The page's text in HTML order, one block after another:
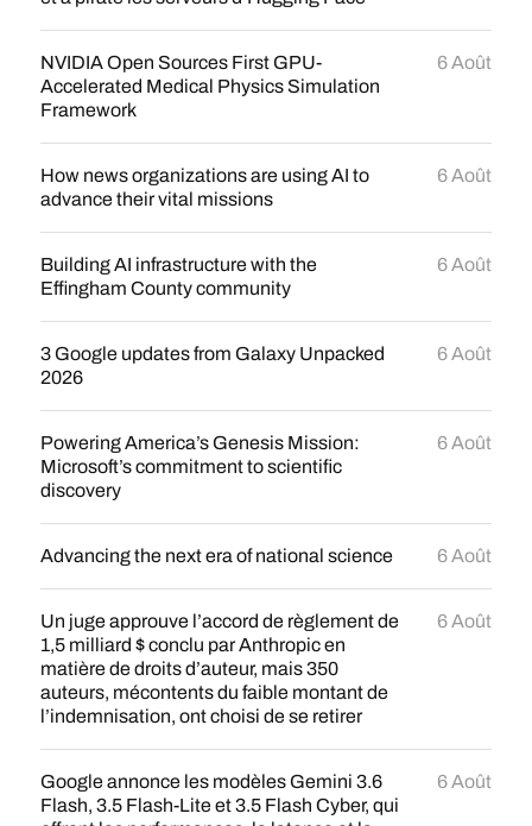
NVIDIA Open Sources First GPU-
Accelerated Medical Physics Simulation
Framework
6 Août
How news organizations are using AI to
advance their vital missions
6 Août
Building AI infrastructure with the
Effingham County community
6 Août
3 Google updates from Galaxy Unpacked
2026
6 Août
Powering America’s Genesis Mission:
Microsoft’s commitment to scientific
discovery
6 Août
Advancing the next era of national science 6 Août
Un juge approuve l’accord de règlement de
1,5 milliard $ conclu par Anthropic en
matière de droits d’auteur, mais 350
auteurs, mécontents du faible montant de
l’indemnisation, ont choisi de se retirer
6 Août
Google annonce les modèles Gemini 3.6
Flash, 3.5 Flash-Lite et 3.5 Flash Cyber, qui
6 Août